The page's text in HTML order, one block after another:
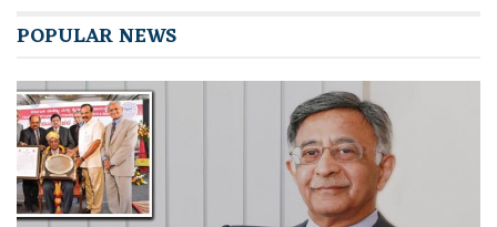
POPULAR NEWS